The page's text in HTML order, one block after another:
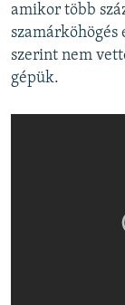
amikor több
szerint nem
gépük.